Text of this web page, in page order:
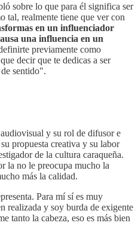
sobre lo que para él significa ser
tal, realmente tiene que ver con
en un influenciador
una influencia en un
previamente como
decir que te dedicas a ser
sentido".
y su rol de difusor e
propuesta creativa y su labor
de la cultura caraqueña.
la no le preocupa mucho la
más la calidad.
Para mí sí es muy
realizada y soy burda de exigente
tanto la cabeza, eso es más bien